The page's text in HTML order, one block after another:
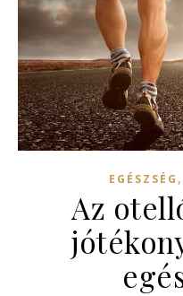
EGÉSZSÉG ,
Az